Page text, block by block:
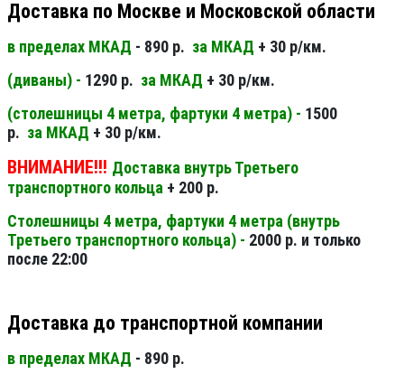
Доставка по Москве и Московской области
в пределах МКАД - 890 р. за МКАД + 30 р/км.
(диваны) - 1290 р. за МКАД + 30 р/км.
(столешницы 4 метра, фартуки 4 метра) - 1500
р. за МКАД + 30 р/км.
ВНИМАНИЕ!!! Доставка внутрь Третьего
транспортного кольца + 200 р.
Столешницы 4 метра, фартуки 4 метра (внутрь
Третьего транспортного кольца) - 2000 р. и только
после 22:00
Доставка до транспортной компании
в пределах МКАД - 890 р.